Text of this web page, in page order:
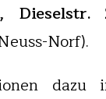
Dieselstr.
Norf).
dazu